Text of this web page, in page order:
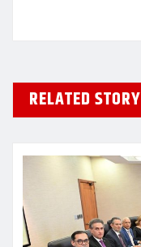
RELATED STORY